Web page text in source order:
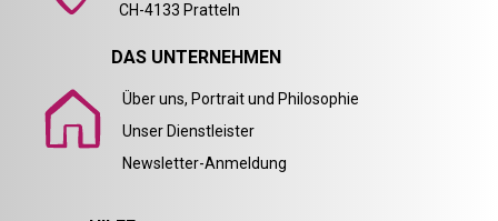
CH-4133 Pratteln
DAS UNTERNEHMEN
Über uns, Portrait und Philosophie
Unser Dienstleister
Newsletter-Anmeldung